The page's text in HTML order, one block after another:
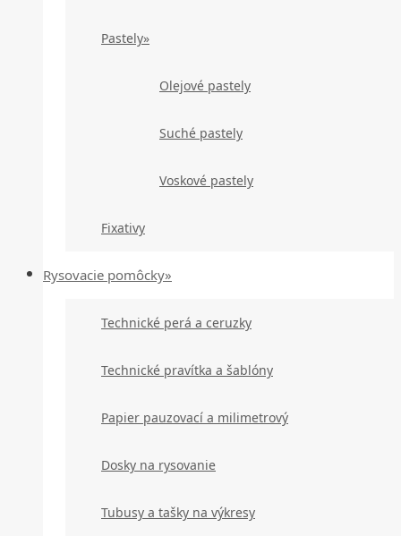
Pastely»
Olejové pastely
Suché pastely
Voskové pastely
Fixativy
Rysovacie pomôcky»
Technické perá a ceruzky
Technické pravítka a šablóny
Papier pauzovací a milimetrový
Dosky na rysovanie
Tubusy a tašky na výkresy